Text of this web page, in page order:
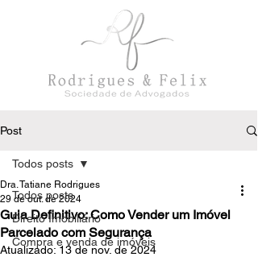
Post
Todos posts
Direito Imobiliário
Compra e venda de imóveis
Todos posts
Guia Definitivo: Como Vender um Imóvel
Parcelado com Segurança
Dra. Tatiane Rodrigues
29 de out. de 2024
Atualizado:13 de nov. de 2024